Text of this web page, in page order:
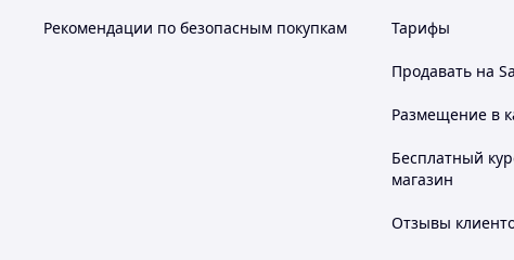
Рекомендации по безопасным покупкам Тарифы
Продавать на
Размещение в
Бесплатный
магазин
Отзывы